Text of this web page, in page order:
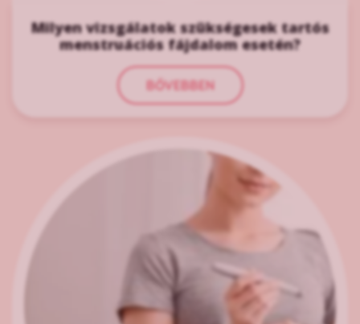
Milyen vizsgálatok szükségesek tartós
menstruációs fájdalom esetén?
BŐVEBBEN